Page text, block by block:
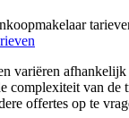
variëren
complexiteit van de
offertes op te